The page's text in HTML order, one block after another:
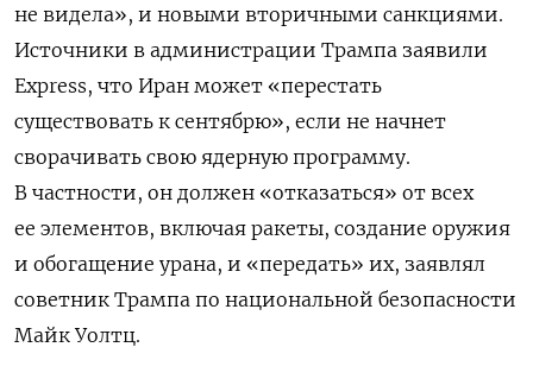
не видела», и новыми вторичными санкциями.
Источники в администрации Трампа заявили
Express, что Иран может «перестать
существовать к сентябрю», если не начнет
сворачивать свою ядерную программу.
В частности, он должен «отказаться» от всех
ее элементов, включая ракеты, создание оружия
и обогащение урана, и «передать» их, заявлял
советник Трампа по национальной безопасности
Майк Уолтц.